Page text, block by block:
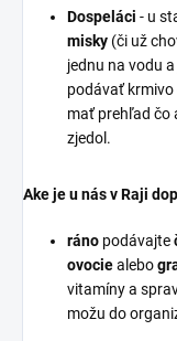
Dospeláci - u
misky (či už
jednu na vodu
podávať krmivo
mať prehľad čo
zjedol.
Ake je u nás v Raji
ráno podávajte
ovociealebo
vitamíny a
možu do